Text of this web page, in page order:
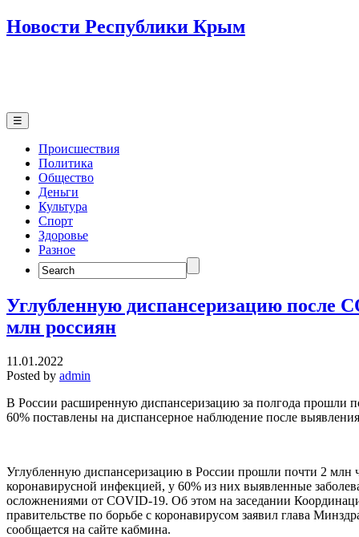
Новости Республики Крым
☰
Происшествия
Политика
Общество
Деньги
Культура
Спорт
Здоровье
Разное
Search
for:
Углубленную диспансеризацию после
млн россиян
11.01.2022
Posted by admin
В России расширенную диспансеризацию за полгода прошли
60% поставлены на диспансерное наблюдение после
Углубленную диспансеризацию в России прошли почти 2 млн
коронавирусной инфекцией, у 60% из них выявленные
осложнениями от COVID-19. Об этом на заседании
правительстве по борьбе с коронавирусом заявил глава
сообщается на сайте кабмина.